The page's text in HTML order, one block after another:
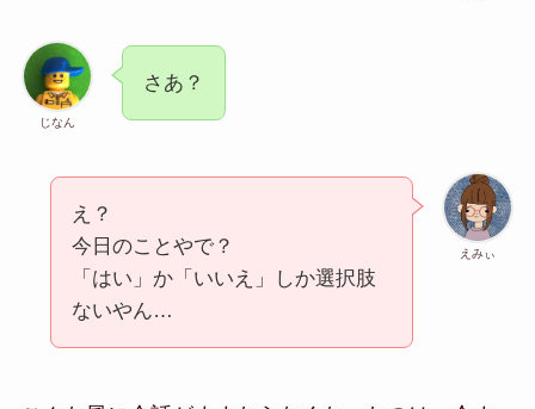
じなん
さあ？
えみぃ
え？
今日のことやで？
「はい」か「いいえ」しか選択肢
ないやん…